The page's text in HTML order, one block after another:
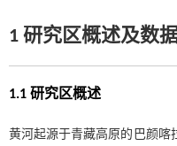
1 研究区概述及数
1.1 研究区概述
黄河起源于青藏高原的巴颜喀